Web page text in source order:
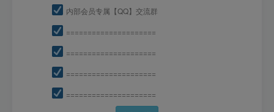
内部会员专属【QQ】交流群
=====================
=====================
=====================
=====================